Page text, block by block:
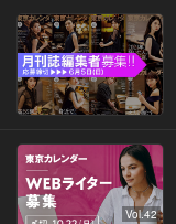
Vol.42